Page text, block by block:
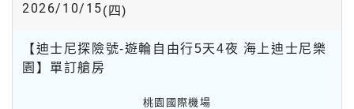
2026/10/15(四)
【迪士尼探險號-遊輪自由行5天4夜 海上迪士尼樂
園】單訂艙房
桃園國際機場